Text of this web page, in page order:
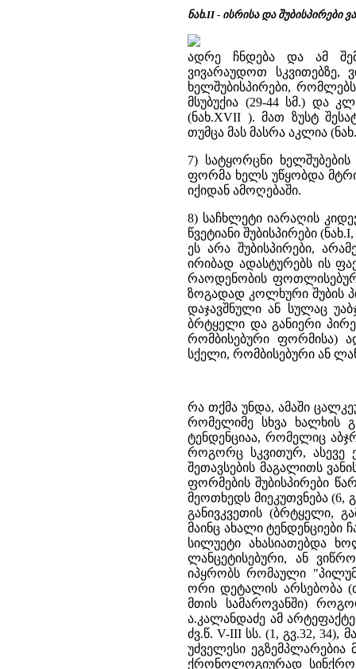
ნახ.II - ისრისა და შუბისპირები
ადრე ჩნდება და ამ
ვივარაუდოთ სკვითებზე,
ხელშუბისპირები,
მსუბუქია (29-44 სმ.) და
(ნახ.XVII ). მათ ზუსტ
თუმცა მას მასრა აკლია
7) სატყორცნი
ფორმა ხელს უწყობდა
იქიდან ამოღებაში.
8) საჩხლეტი იარაღის
წვეტიანი შუბისპირები
ეს არა შუბისპირები,
ირიბად ადასტურებს ის
რაოდენობის
ზოგადად კოლხური შუბის
დაჯავშნული ან სულაც
ბრტყელი და განიერი
რომბისებური ფორმისა)
სქელი, რომბისებური ან
რა თქმა უნდა, ამაში
რომელიმე სხვა ხალხის
ტენდენციაა, რომელიც
როგორც სკვითურ, ასევე
შეთავსების მაგალითს
ფორმების შუბისპირები
მეოთხედს მიეკუთვნება (6,
განივკვეთის (ბრტყელი,
მაინც ახალი
სილუეტი ახასიათებდა
ლანცეტისებური, ან
იპყრობს რომაული
ორი დეტალის არსებობა
მთის სამაროვანში)
ა.კალანდაძე ამ
ძვ.წ. V-III სს. (1, გვ.32, 34),
უძველესი
ქრონოლოგიურად